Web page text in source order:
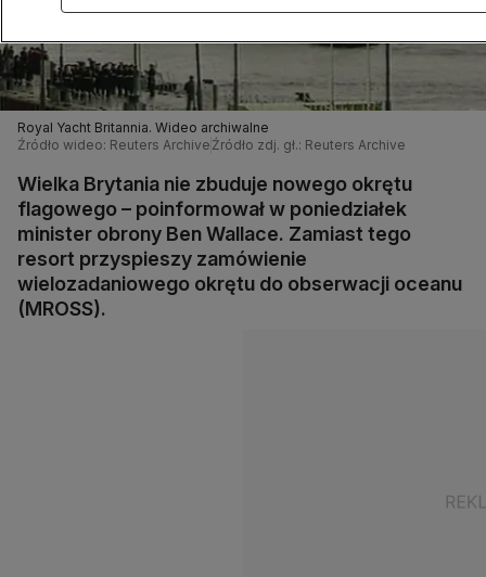
Royal Yacht Britannia. Wideo archiwalne
Źródło wideo: Reuters Archive Źródło zdj. gł.: Reuters Archive
Wielka Brytania nie zbuduje nowego okrętu
flagowego – poinformował w poniedziałek
minister obrony Ben Wallace. Zamiast tego
resort przyspieszy zamówienie
wielozadaniowego okrętu do obserwacji oceanu
(MROSS).